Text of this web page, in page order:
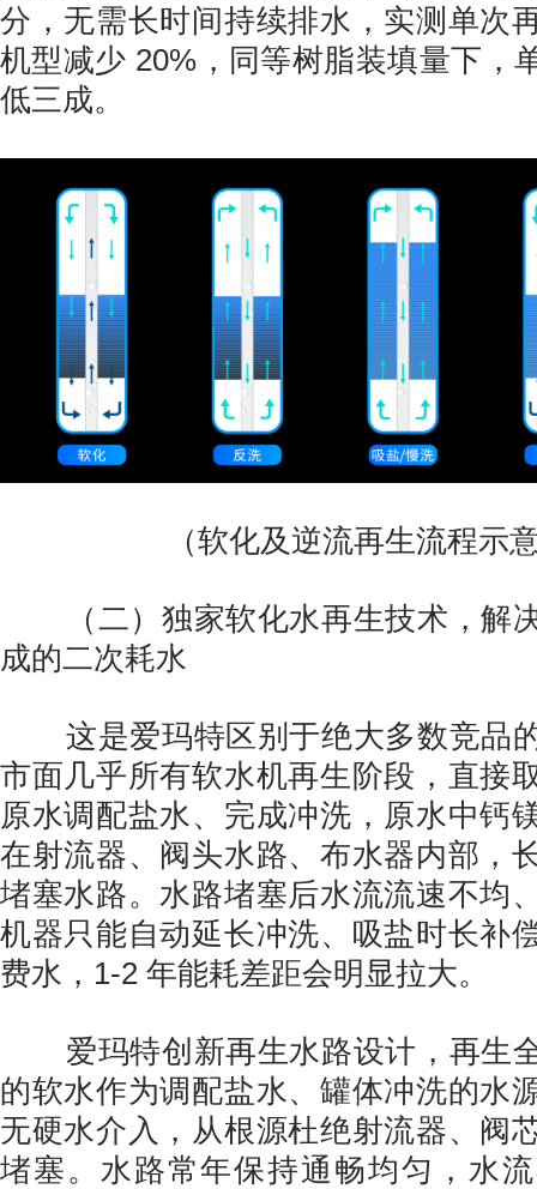
分，无需长时间持续排水，实测单次
机型减少 20%，同等树脂装填量下，
低三成。
（软化及逆流再生流程示
（二）独家软化水再生技术，解
成的二次耗水
这是爱玛特区别于绝大多数竞品
市面几乎所有软水机再生阶段，直接
原水调配盐水、完成冲洗，原水中钙
在射流器、阀头水路、布水器内部，
堵塞水路。水路堵塞后水流流速不均
机器只能自动延长冲洗、吸盐时长补
费水，1-2 年能耗差距会明显拉大。
爱玛特创新再生水路设计，再生
的软水作为调配盐水、罐体冲洗的水
无硬水介入，从根源杜绝射流器、阀
堵塞。水路常年保持通畅均匀，水